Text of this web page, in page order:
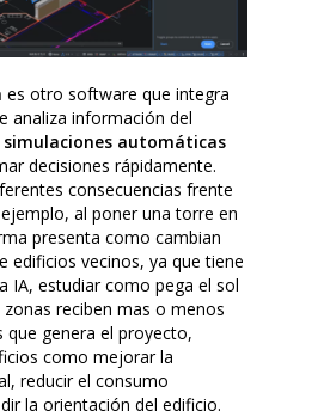
es otro software que integra
analiza información del
simulaciones automáticas
decisiones rápidamente.
consecuencias frente
al poner una torre en
presenta como cambian
edificios vecinos, ya que tiene
IA, estudiar como pega el sol
reciben mas o menos
que genera el proyecto,
como mejorar la
reducir el consumo
la orientación del edificio.